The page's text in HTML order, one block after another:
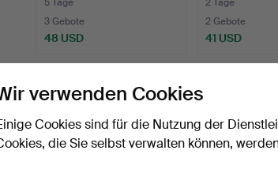
3 Gebote
48 USD
2 Gebote
41 USD
verwenden Cookies
Cookies sind für die Nutzung der
die Sie selbst verwalten können,